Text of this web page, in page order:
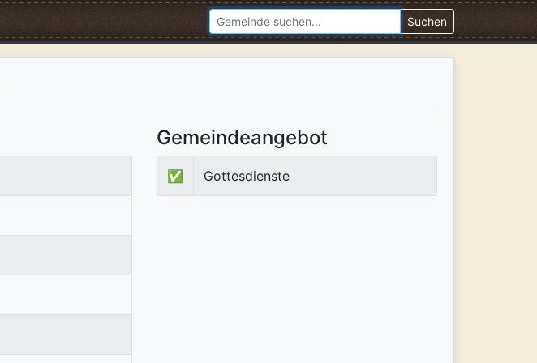
Suchen
Gemeindeangebot
✅ Gottesdienste